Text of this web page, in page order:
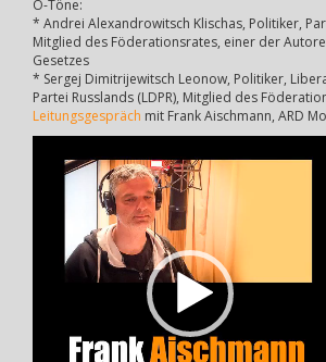
O-Töne:
* Andrei Alexandrowitsch Klischas, Politiker,
Mitglied des Föderationsrates, einer der
Gesetzes
* Sergej Dimitrijewitsch Leonow, Politiker,
Partei Russlands (LDPR), Mitglied des
Leitungsgespräch mit Frank Aischmann, ARD
Player